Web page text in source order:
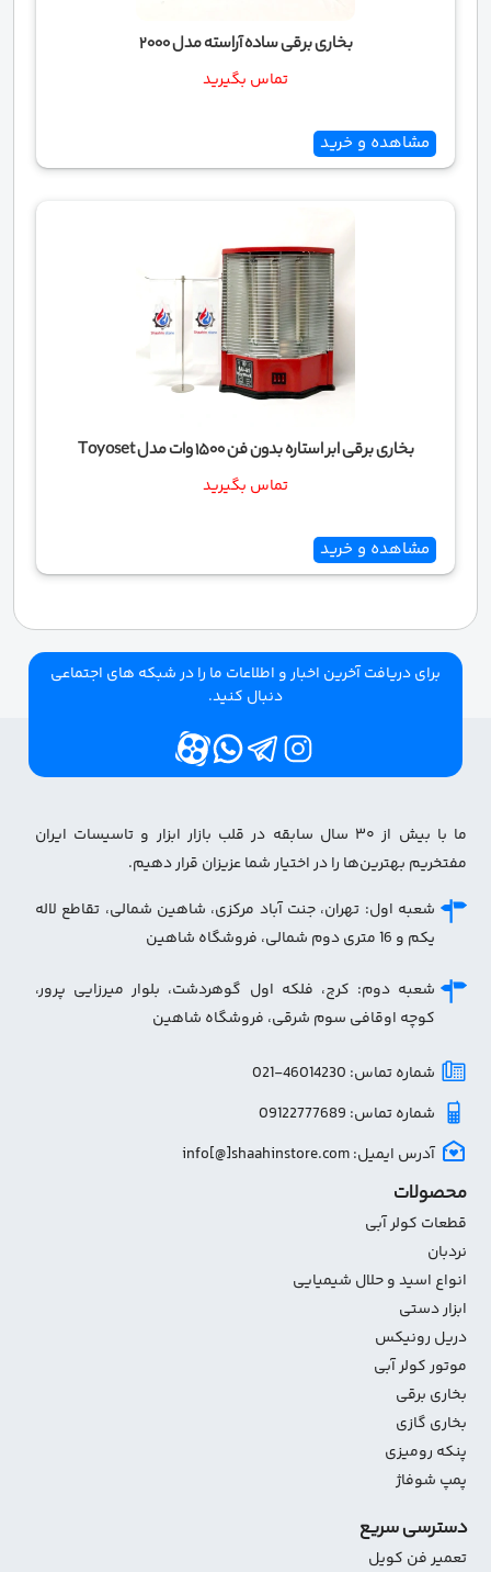
بخاری برقی ساده آراسته مدل 2000
تماس بگیرید
مشاهده و خرید
بخاری برقی ابر استاره بدون فن 1500 وات مدل Toyoset
تماس بگیرید
مشاهده و خرید
برای دریافت آخرین اخبار و اطلاعات ما را در شبکه های اجتماعی
دنبال کنید.
ما با بیش از ۳۰ سال سابقه در قلب بازار ابزار و تاسیسات ایران
مفتخریم بهترین‌ها را در اختیار شما عزیزان قرار دهیم.
شعبه اول: تهران، جنت آباد مرکزی، شاهین شمالی، تقاطع لاله
یکم و 16 متری دوم شمالی، فروشگاه شاهین
شعبه دوم: کرج، فلکه اول گوهردشت، بلوار میرزایی پرور،
کوچه اوقافی سوم شرقی، فروشگاه شاهین
شماره تماس: 46014230-021
شماره تماس: 09122777689
آدرس ایمیل: info[@]shaahinstore.com
محصولات
قطعات کولر آبی
نردبان
انواع اسید و حلال شیمیایی
ابزار دستی
دریل رونیکس
موتور کولر آبی
بخاری برقی
بخاری گازی
پنکه رومیزی
پمپ شوفاژ
دسترسی سریع
تعمیر فن کویل